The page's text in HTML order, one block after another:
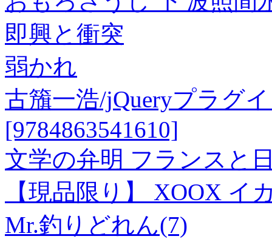
即興と衝突
弱かれ
古籏一浩/jQueryプラグ
[9784863541610]
文学の弁明 フランスと
【現品限り】 XOOX イ
Mr.釣りどれん(7)